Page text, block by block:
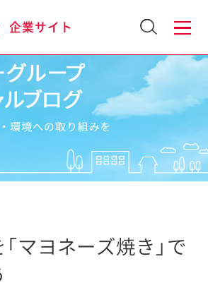
企業サイト
マヨネーズ焼き」で